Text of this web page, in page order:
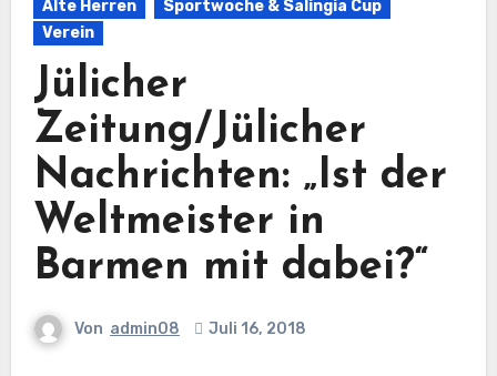
Alte Herren
Sportwoche & Salingia Cup
Verein
Jülicher
Zeitung/Jülicher
Nachrichten: „Ist der
Weltmeister in
Barmen mit dabei?“
Von admin08 Juli 16, 2018